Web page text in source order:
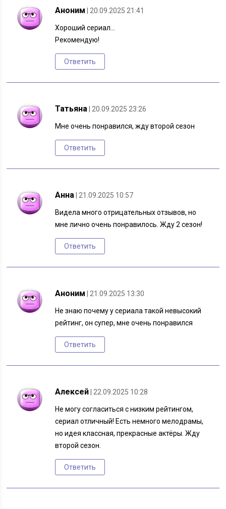
Аноним | 20.09.2025 21:41
Хороший сериал…
Рекомендую!
Ответить
Татьяна | 20.09.2025 23:26
Мне очень понравился, жду второй сезон
Ответить
Анна | 21.09.2025 10:57
Видела много отрицательных отзывов, но
мне лично очень понравилось. Жду 2 сезон!
Ответить
Аноним | 21.09.2025 13:30
Не знаю почему у сериала такой невысокий
рейтинг, он супер, мне очень понравился
Ответить
Алексей | 22.09.2025 10:28
Не могу согласиться с низким рейтингом,
сериал отличный! Есть немного мелодрамы,
но идея классная, прекрасные актёры. Жду
второй сезон.
Ответить